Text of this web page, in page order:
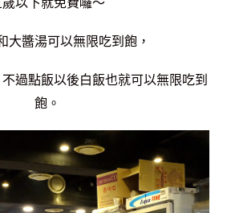
歲以下就免費囉～
大醬湯可以無限吃到飽，
過點飯以後白飯也就可以無限吃到
飽。